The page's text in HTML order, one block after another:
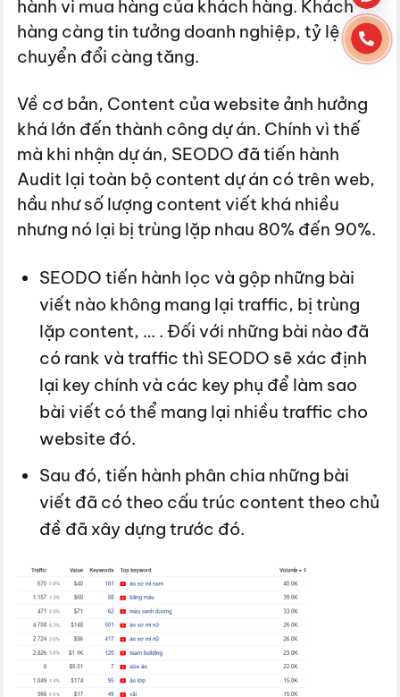
hành vi mua hàng của khách hàng. Khách
hàng càng tin tưởng doanh nghiệp, tỷ lệ
chuyển đổi càng tăng.
Về cơ bản, Content của website ảnh hưởng
khá lớn đến thành công dự án. Chính vì thế
mà khi nhận dự án, SEODO đã tiến hành
Audit lại toàn bộ content dự án có trên web,
hầu như số lượng content viết khá nhiều
nhưng nó lại bị trùng lặp nhau 80% đến 90%.
SEODO tiến hành lọc và gộp những bài
viết nào không mang lại traffic, bị trùng
lặp content, … . Đối với những bài nào đã
có rank và traffic thì SEODO sẽ xác định
lại key chính và các key phụ để làm sao
bài viết có thể mang lại nhiều traffic cho
website đó.
Sau đó, tiến hành phân chia những bài
viết đã có theo cấu trúc content theo chủ
đề đã xây dựng trước đó.